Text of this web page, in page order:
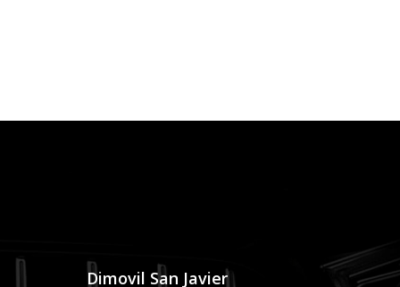
Dimovil San Javier